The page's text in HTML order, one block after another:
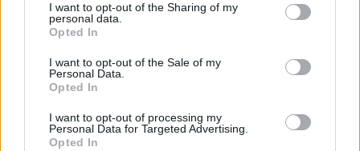
not limited to your visit or usage behaviour. You may click to
grant or deny consent to Google and its third-party tags to
use your data for below specified purposes in below Google
consent section.
I want to opt-out of the Sharing of my
personal data.
Opted In
I want to opt-out of the Sale of my
Personal Data.
Opted In
I want to opt-out of processing my
Personal Data for Targeted Advertising.
Opted In
#charlie cox